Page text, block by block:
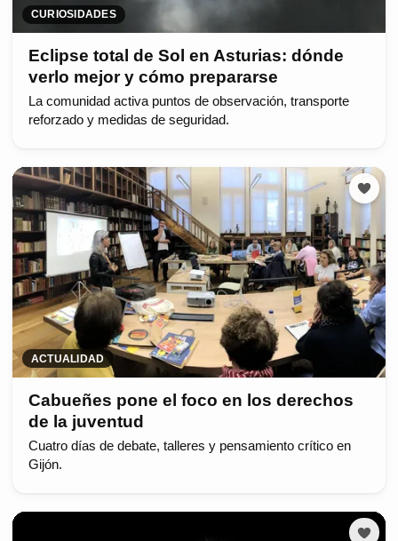
CURIOSIDADES
Eclipse total de Sol en Asturias: dónde
verlo mejor y cómo prepararse
La comunidad activa puntos de observación, transporte
reforzado y medidas de seguridad.
ACTUALIDAD
Cabueñes pone el foco en los derechos
de la juventud
Cuatro días de debate, talleres y pensamiento crítico en
Gijón.